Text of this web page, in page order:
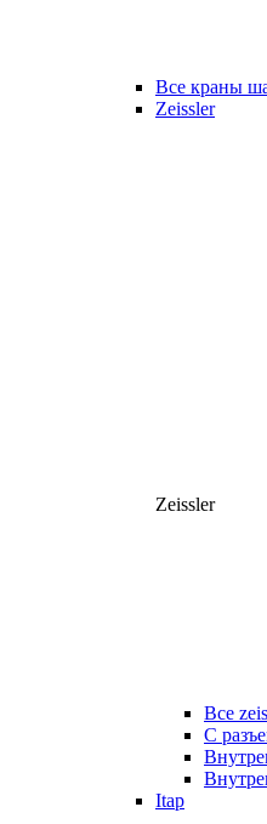
Все краны
Zeissler
Zeissler
Все
С
Itap